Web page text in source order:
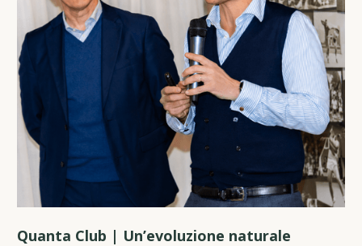
Quanta Club | Un’evoluzione naturale